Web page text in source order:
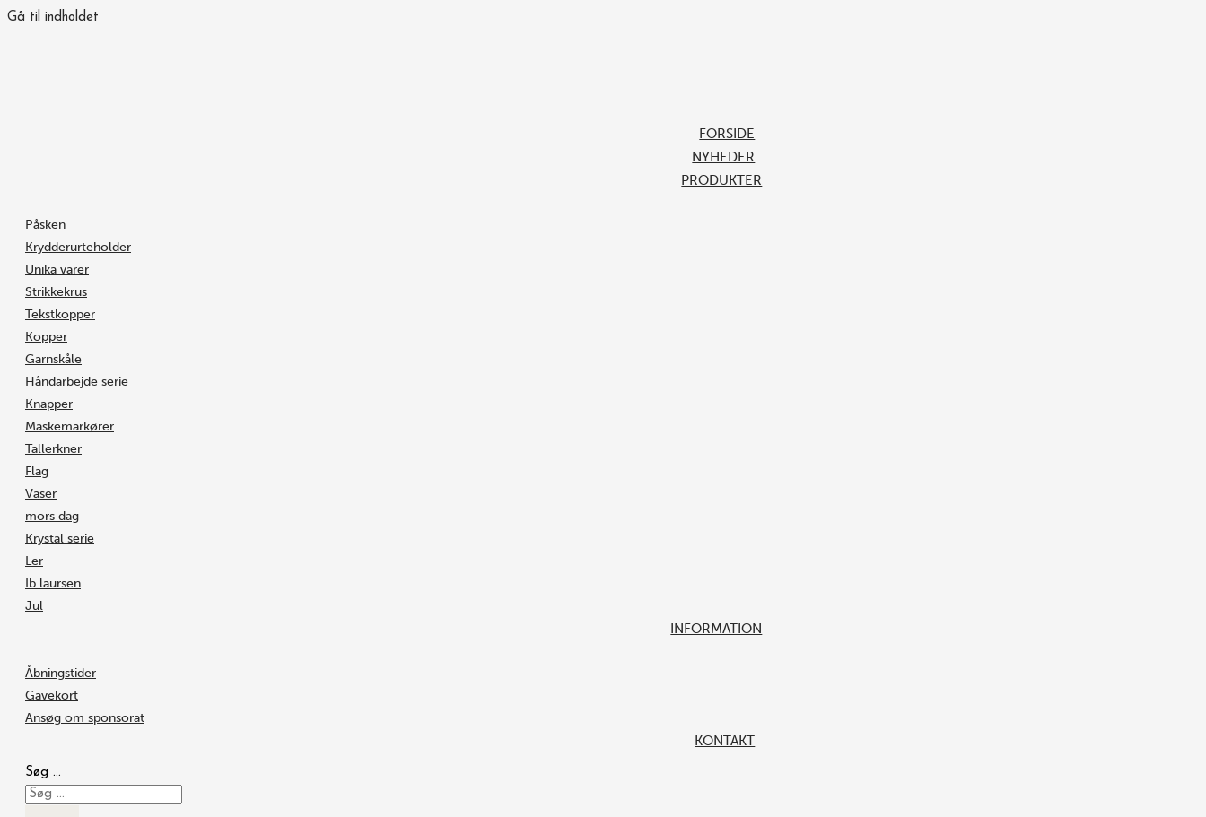
Gå til indholdet
FORSIDE
NYHEDER
PRODUKTER
Påsken
Krydderurteholder
Unika varer
Strikkekrus
Tekstkopper
Kopper
Garnskåle
Håndarbejde serie
Knapper
Maskemarkører
Tallerkner
Flag
Vaser
mors dag
Krystal serie
Ler
Ib laursen
Jul
INFORMATION
Åbningstider
Gavekort
Ansøg om sponsorat
KONTAKT
Søg …